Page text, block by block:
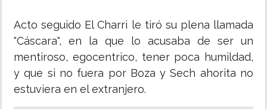
Acto seguido El Charri le tiró su plena llamada
"Cáscara", en la que lo acusaba de ser un
mentiroso, egocentrico, tener poca humildad,
y que si no fuera por Boza y Sech ahorita no
estuviera en el extranjero.